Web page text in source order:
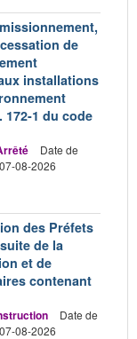
de
installations
172-1 du code
Date de
08-2026
des Préfets
de la
et de
contenant
Date de
08-2026